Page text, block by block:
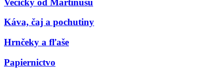
Káva, čaj a pochutiny
Hrnčeky a fľaše
Papiernictvo